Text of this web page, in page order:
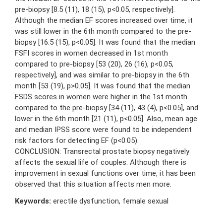
pre-biopsy [8.5 (11), 18 (15), p<0.05, respectively].
Although the median EF scores increased over time, it
was still lower in the 6th month compared to the pre-
biopsy [16.5 (15), p<0.05]. It was found that the median
FSFI scores in women decreased in 1st month
compared to pre-biopsy [53 (20), 26 (16), p<0.05,
respectively], and was similar to pre-biopsy in the 6th
month [53 (19), p>0.05]. It was found that the median
FSDS scores in women were higher in the 1st month
compared to the pre-biopsy [34 (11), 43 (4), p<0.05], and
lower in the 6th month [21 (11), p<0.05]. Also, mean age
and median IPSS score were found to be independent
risk factors for detecting EF (p<0.05).
CONCLUSION: Transrectal prostate biopsy negatively
affects the sexual life of couples. Although there is
improvement in sexual functions over time, it has been
observed that this situation affects men more.
Keywords: erectile dysfunction, female sexual